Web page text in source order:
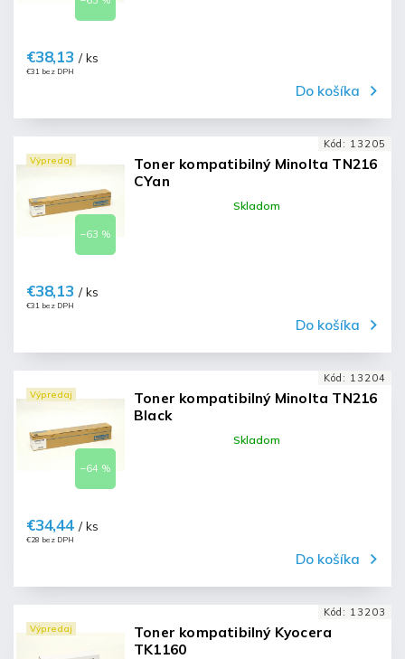
€31 bez DPH
€38,13 / ks
Do košíka
Výpredaj
–63 %
Toner kompatibilný Minolta TN216
CYan
Skladom
€31 bez DPH
€38,13 / ks
Do košíka
Kód: 13205
Výpredaj
–64 %
Toner kompatibilný Minolta TN216
Black
Skladom
€28 bez DPH
€34,44 / ks
Do košíka
Kód: 13204
Výpredaj
Toner kompatibilný Kyocera
TK1160
Kód: 13203